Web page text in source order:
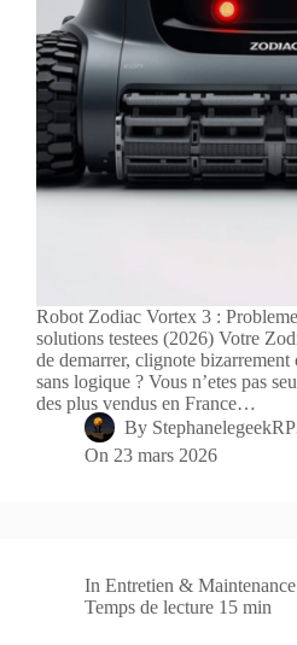
Robot Zodiac Vortex 3 :
solutions testees (2026) Votre
de demarrer, clignote bizarrement
sans logique ? Vous n’etes pas
des plus vendus en France…
By
On 23 mars 2026
In Entretien & Maintenance
Temps de lecture 15 min